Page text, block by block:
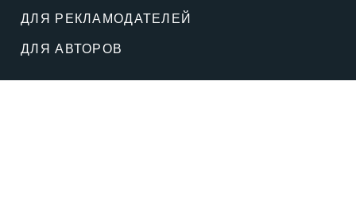
ДЛЯ РЕКЛАМОДАТЕЛЕЙ
ДЛЯ АВТОРОВ